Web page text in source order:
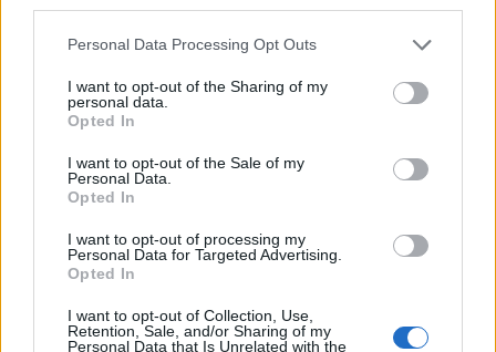
Personal Data Processing Opt Outs
I want to opt-out of the Sharing of my
personal data.
Opted In
I want to opt-out of the Sale of my
Personal Data.
Opted In
I want to opt-out of processing my
Personal Data for Targeted Advertising.
Opted In
I want to opt-out of Collection, Use,
Retention, Sale, and/or Sharing of my
Personal Data that Is Unrelated with the
ΣΥΜΒΑΤΙΚΕΣ ΠΗΓΕΣ
δηλώσεις του Τραμπ περί διαπραγματεύσεων
με το Ιράν